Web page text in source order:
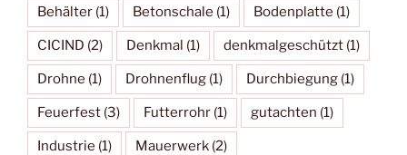
Behälter (1) Betonschale (1) Bodenplatte (1)
CICIND (2) Denkmal (1) denkmalgeschützt (1)
Drohne (1) Drohnenflug (1) Durchbiegung (1)
Feuerfest (3) Futterrohr (1) gutachten (1)
Industrie (1) Mauerwerk (2)